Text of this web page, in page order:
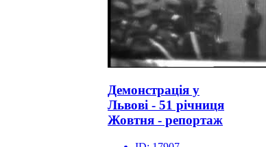
Демонстрація у
Львові - 51 річниця
Жовтня - репортаж